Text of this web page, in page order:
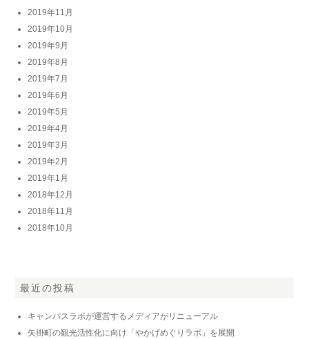
2019年11月
2019年10月
2019年9月
2019年8月
2019年7月
2019年6月
2019年5月
2019年4月
2019年3月
2019年2月
2019年1月
2018年12月
2018年11月
2018年10月
最近の投稿
キャンパスラボが運営するメディアがリニューアル
矢掛町の観光活性化に向け「やかげめぐりラボ」を展開